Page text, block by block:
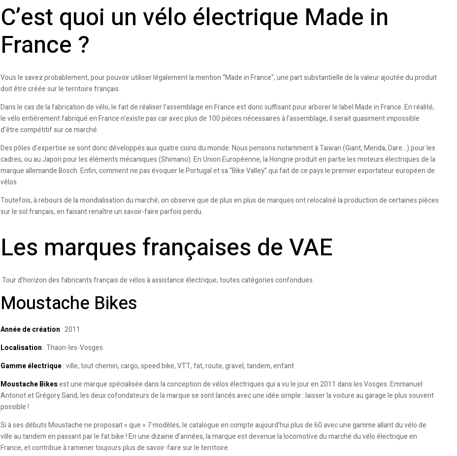
C’est quoi un vélo électrique Made in
France ?
Vous le savez probablement, pour pouvoir utiliser légalement la mention “Made in France”, une part substantielle de la valeur ajoutée du produit
doit être créée sur le territoire français.
Dans le cas de la fabrication de vélo, le fait de réaliser l’assemblage en France est donc suffisant pour arborer le label Made in France. En réalité,
le vélo entièrement fabriqué en France n’existe pas car avec plus de 100 pièces nécessaires à l’assemblage, il serait quasiment impossible
d’être compétitif sur ce marché.
Des pôles d’expertise se sont donc développés aux quatre coins du monde. Nous pensons notamment à Taiwan (Giant, Merida, Dare…) pour les
cadres, ou au Japon pour les éléments mécaniques (Shimano). En Union Européenne, la Hongrie produit en partie les moteurs électriques de la
marque allemande Bosch. Enfin, comment ne pas évoquer le Portugal et sa “Bike Valley” qui fait de ce pays le premier exportateur européen de
vélos.
Toutefois, à rebours de la mondialisation du marché, on observe que de plus en plus de marques ont relocalisé la production de certaines pièces
sur le sol français, en faisant renaître un savoir-faire parfois perdu.
Les marques françaises de VAE
Tour d’horizon des fabricants français de vélos à assistance électrique, toutes catégories confondues.
Moustache Bikes
Année de création : 2011
Localisation : Thaon-les-Vosges
Gamme électrique: ville, tout chemin, cargo, speed bike, VTT, fat, route, gravel, tandem, enfant
Moustache Bikesest une marque spécialisée dans la conception de vélos électriques qui a vu le jour en 2011 dans les Vosges. Emmanuel
Antonot et Grégory Sand, les deux cofondateurs de la marque se sont lancés avec une idée simple : laisser la voiture au garage le plus souvent
possible !
Si à ses débuts Moustache ne proposait « que » 7 modèles, le catalogue en compte aujourd’hui plus de 60 avec une gamme allant du vélo de
ville au tandem en passant par le fat bike ! En une dizaine d’années, la marque est devenue la locomotive du marché du vélo électrique en
France, et contribue à ramener toujours plus de savoir-faire sur le territoire.